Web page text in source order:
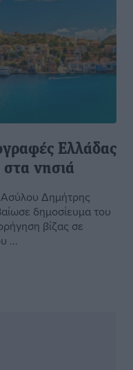
Ελλάδας
στα νησιά
Δημήτρης
δημοσίευμα του
βίζας σε
...